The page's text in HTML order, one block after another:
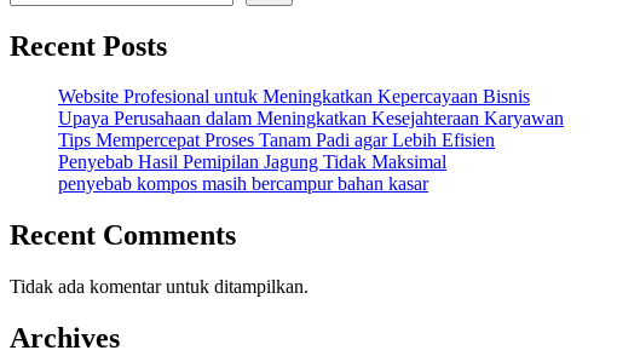
Recent Posts
Website Profesional untuk Meningkatkan Kepercayaan Bisnis
Upaya Perusahaan dalam Meningkatkan Kesejahteraan Karyawan
Tips Mempercepat Proses Tanam Padi agar Lebih Efisien
Penyebab Hasil Pemipilan Jagung Tidak Maksimal
penyebab kompos masih bercampur bahan kasar
Recent Comments
Tidak ada komentar untuk ditampilkan.
Archives